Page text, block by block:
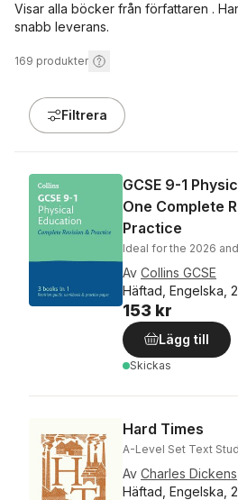
Visar alla böcker från författaren .
snabb leverans.
169 produkter
Filtrera
GCSE 9-1
One Complete
Practice
Ideal for the 2026
Av Collins GCSE
Häftad, Engelska,
153 kr
Lägg till
Skickas
Hard Times
A-Level Set Text
Av Charles Dickens
Häftad, Engelska,